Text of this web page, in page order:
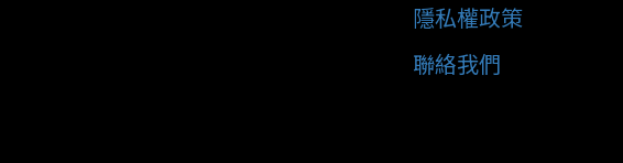
隱私權政策
聯絡我們